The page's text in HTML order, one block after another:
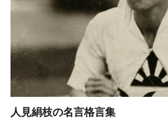
人見絹枝の名言格言集